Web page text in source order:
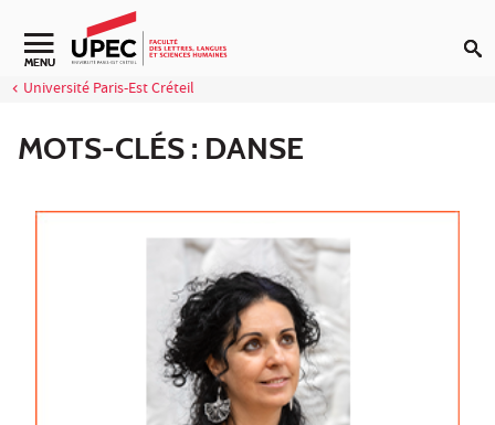
Aller au contenu
MENU
Université Paris-Est Créteil
MOTS-CLÉS : DANSE